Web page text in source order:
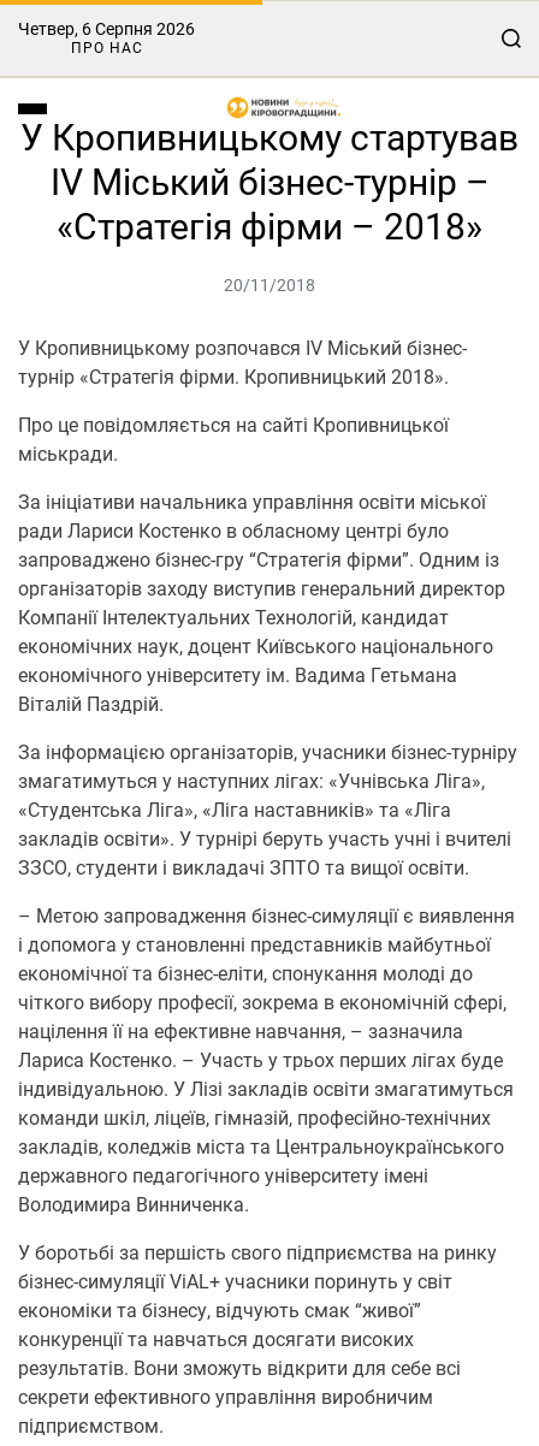
Четвер, 6 Серпня 2026
ПРО НАС
У Кропивницькому стартував
ІV Міський бізнес-турнір –
«Стратегія фірми – 2018»
20/11/2018
У Кропивницькому розпочався ІV Міський бізнес-
турнір «Стратегія фірми. Кропивницький 2018».
Про це повідомляється на сайті Кропивницької
міськради.
За ініціативи начальника управління освіти міської
ради Лариси Костенко в обласному центрі було
запроваджено бізнес-гру “Стратегія фірми”. Одним із
організаторів заходу виступив генеральний директор
Компанії Інтелектуальних Технологій, кандидат
економічних наук, доцент Київського національного
економічного університету ім. Вадима Гетьмана
Віталій Паздрій.
За інформацією організаторів, учасники бізнес-турніру
змагатимуться у наступних лігах: «Учнівська Ліга»,
«Студентська Ліга», «Ліга наставників» та «Ліга
закладів освіти». У турнірі беруть участь учні і вчителі
ЗЗСО, студенти і викладачі ЗПТО та вищої освіти.
– Метою запровадження бізнес-симуляції є виявлення
і допомога у становленні представників майбутньої
економічної та бізнес-еліти, спонукання молоді до
чіткого вибору професії, зокрема в економічній сфері,
націлення її на ефективне навчання, – зазначила
Лариса Костенко. – Участь у трьох перших лігах буде
індивідуальною. У Лізі закладів освіти змагатимуться
команди шкіл, ліцеїв, гімназій, професійно-технічних
закладів, коледжів міста та Центральноукраїнського
державного педагогічного університету імені
Володимира Винниченка.
У боротьбі за першість свого підприємства на ринку
бізнес-симуляції ViAL+ учасники поринуть у світ
економіки та бізнесу, відчують смак “живої”
конкуренції та навчаться досягати високих
результатів. Вони зможуть відкрити для себе всі
секрети ефективного управління виробничим
підприємством.